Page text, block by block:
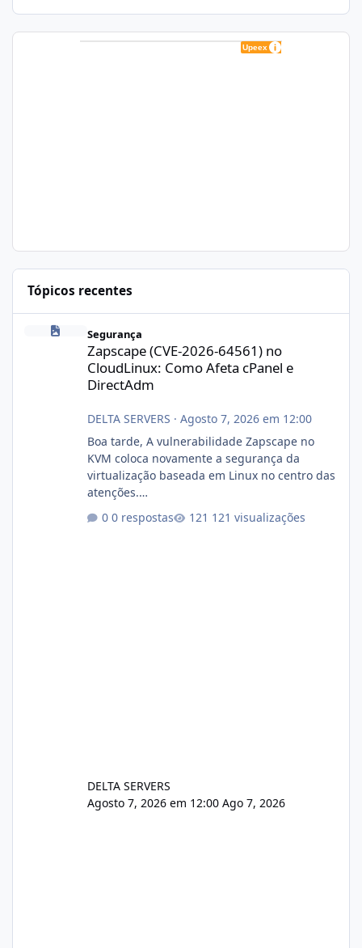
Tópicos recentes
Zapscape (CVE-2026-64561) no CloudLinux: Como Afeta cPanel
Segurança
Zapscape (CVE-2026-64561) no
CloudLinux: Como Afeta cPanel e
DirectAdm
DELTA SERVERS · Agosto 7, 2026 em 12:00
Boa tarde, A vulnerabilidade Zapscape no
KVM coloca novamente a segurança da
virtualização baseada em Linux no centro das
atenções.
https://cloudlinux.statuspage.io/incidents/dlr
xjx23zz5f Criamos uma breve explicação:
0 respostas 121 visualizações
DELTA SERVERS
Agosto 7, 2026 em 12:00 Ago 7, 2026